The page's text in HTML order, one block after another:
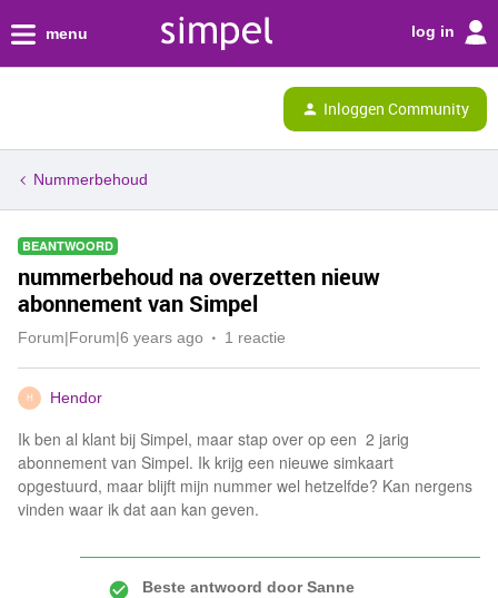
menu log in
Inloggen Community
Nummerbehoud
BEANTWOORD
nummerbehoud na overzetten nieuw
abonnement van Simpel
Forum|Forum|6 years ago 1 reactie
H Hendor
Ik ben al klant bij Simpel, maar stap over op een 2 jarig
abonnement van Simpel. Ik krijg een nieuwe simkaart
opgestuurd, maar blijft mijn nummer wel hetzelfde? Kan nergens
vinden waar ik dat aan kan geven.
Beste antwoord doorSanne